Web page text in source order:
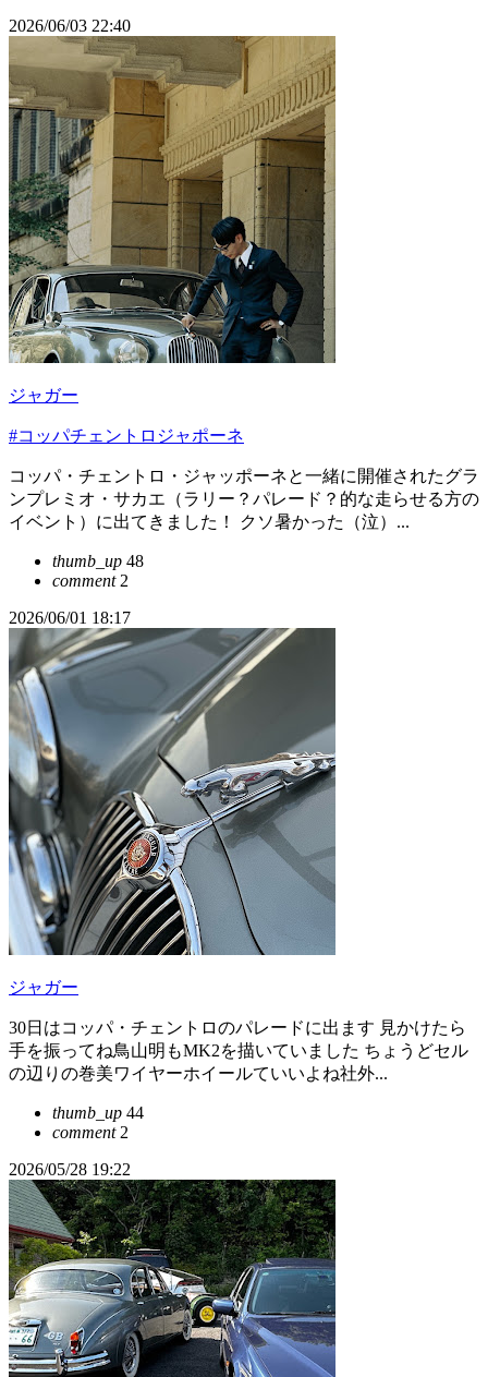
2026/06/03 22:40
ジャガー
#コッパチェントロジャポーネ
コッパ・チェントロ・ジャッポーネと一緒に開催されたグラ
ンプレミオ・サカエ（ラリー？パレード？的な走らせる方の
イベント）に出てきました！ クソ暑かった（泣）...
thumb_up 48
comment2
2026/06/01 18:17
ジャガー
30日はコッパ・チェントロのパレードに出ます 見かけたら
手を振ってね鳥山明もMK2を描いていました ちょうどセル
の辺りの巻美ワイヤーホイールていいよね社外...
thumb_up 44
comment2
2026/05/28 19:22